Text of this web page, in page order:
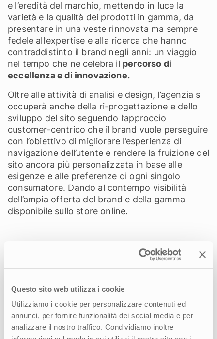
Questo sito web utilizza i cookie
Utilizziamo i cookie per personalizzare contenuti ed
annunci, per fornire funzionalità dei social media e per
analizzare il nostro traffico. Condividiamo inoltre
e l’eredità del marchio, mettendo in luce la
varietà e la qualità dei prodotti in gamma, da
presentare in una veste rinnovata ma sempre
fedele all’expertise e alla ricerca che hanno
contraddistinto il brand negli anni: un viaggio
nel tempo che ne celebra il percorso di
eccellenza e di innovazione.
Oltre alle attività di analisi e design, l’agenzia si
occuperà anche della ri-progettazione e dello
sviluppo del sito seguendo l’approccio
customer-centrico che il brand vuole perseguire
con l’obiettivo di migliorare l’esperienza di
navigazione dell’utente e rendere la fruizione del
sito ancora più personalizzata in base alle
esigenze e alle preferenze di ogni singolo
consumatore. Dando al contempo visibilità
dell’ampia offerta del brand e della gamma
disponibile sullo store online.
per aiutarti a raggiungere i tuoi obiettivi.
CONTATTACI